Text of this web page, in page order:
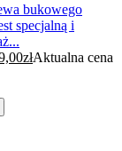
bukowego
specjalną i
złAktualna cena